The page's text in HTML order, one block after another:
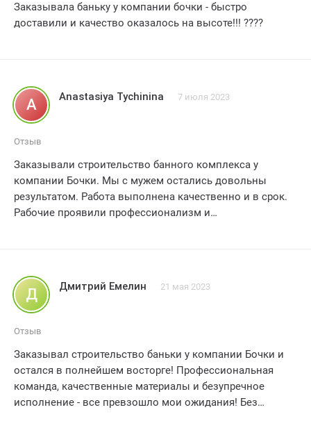
Заказывала баньку у компании бочки - быстро
доставили и качество оказалось на высоте!!! ????
A Anastasiya Tychinina 7 июля 2023
Отзыв
Заказывали строительство банного комплекса у
компании Бочки. Мы с мужем остались довольны
результатом. Работа выполнена качественно и в срок.
Рабочие проявили профессионализм и
аккуратно. без лишнего шума и грязи. Мы благодарим
компанию Бочки за превосходную работу и
рекомендуем ее всем. кто хочет получить качественный
Д Дмитрий Емелин 21 мая 2023
Отзыв
Заказывал строительство баньки у компании Бочки и
остался в полнейшем восторге! Профессиональная
команда, качественные материалы и безупречное
исполнение - все превзошло мои ожидания! Без